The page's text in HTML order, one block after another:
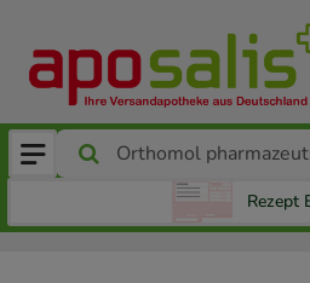
Rezept